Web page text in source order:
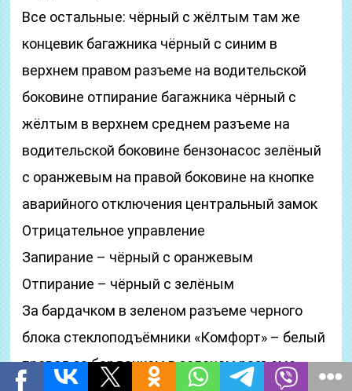
Все остальные: чёрный с жёлтым там же
концевик багажника чёрный с синим в
верхнем правом разъеме на водительской
боковине отпирание багажника чёрный с
жёлтым в верхнем среднем разъеме на
водительской боковине бензонасос зелёный
с оранжевым на правой боковине на кнопке
аварийного отключения центральный замок
Отрицательное управление
Запирание – чёрный с оранжевым
Отпирание – чёрный с зелёным
За бардачком в зеленом разъеме черного
блока стеклоподъёмники «Комфорт» – белый
провод за бардачком в зеленом разъеме